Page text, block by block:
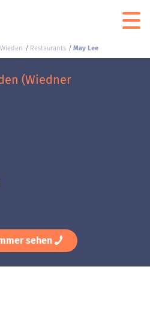
Restaurants May Lee
(Wiedner
sehen